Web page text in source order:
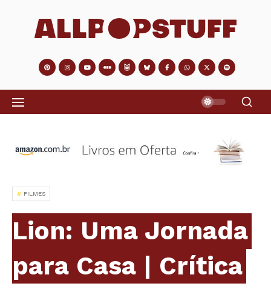
FILMES
Lion: Uma Jornada
para Casa | Crítica